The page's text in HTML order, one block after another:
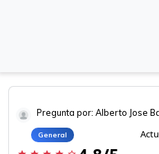
Pregunta por: Alberto Jose
General